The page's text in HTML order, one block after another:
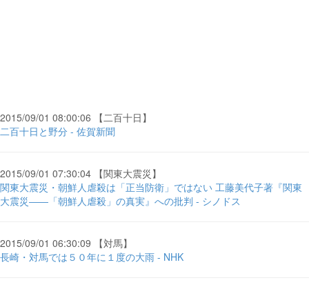
2015/09/01 08:00:06 【二百十日】
二百十日と野分 - 佐賀新聞
2015/09/01 07:30:04 【関東大震災】
関東大震災・朝鮮人虐殺は「正当防衛」ではない 工藤美代子著『関東
大震災――「朝鮮人虐殺」の真実』への批判 - シノドス
2015/09/01 06:30:09 【対馬】
長崎・対馬では５０年に１度の大雨 - NHK